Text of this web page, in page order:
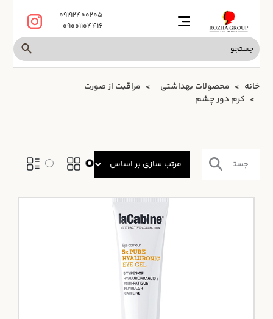
09192400205
09001104416
خانه محصولات بهداشتی
مراقبت از صورت
کرم دور چشم